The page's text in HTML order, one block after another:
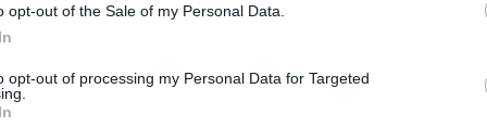
opt-out of the Sale of my Personal Data.
opt-out of processing my Personal Data for Targeted
η γειτονική Τσεχική Δημοκρατία,
θανάτων ανά 100.000 κατοίκους, σύμφωνα
Γαλλικού Πρακτορείου.